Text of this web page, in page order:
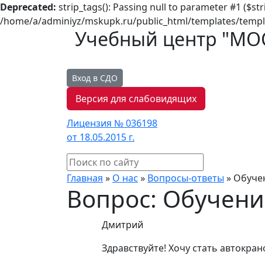
Deprecated: strip_tags(): Passing null to parameter #1
/home/a/adminiyz/mskupk.ru/public_html/templates/
Учебный центр
Вход в СДО
Версия для слабовидящих
Лицензия № 036198
от 18.05.2015 г.
Главная » О нас » Вопросы-ответы »
Вопрос:
Дмитрий
Здравствуйте! Хочу стать